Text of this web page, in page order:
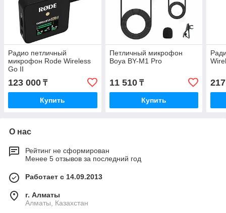
Радио петличный
микрофон Rode Wireless
Go II
123 000 ₸
Купить
Петличный микрофон
Boya BY-M1 Pro
11 510₸
Купить
О нас
Рейтинг не сформирован
Менее 5 отзывов за последний год
Работает с 14.09.2013
г. Алматы
Алматы, Казахстан